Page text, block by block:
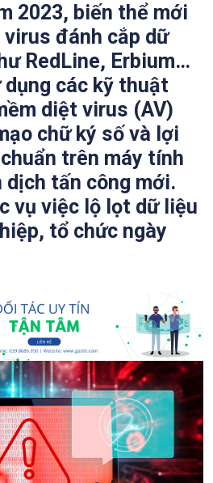
2023, biến thể mới
đánh cắp dữ
RedLine, Erbium…
các kỹ thuật
diệt virus (AV)
chữ ký số và lợi
trên máy tính
dịch tấn công mới.
vụ việc lộ lọt dữ liệu
tổ chức ngày